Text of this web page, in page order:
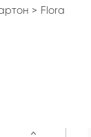
Flora